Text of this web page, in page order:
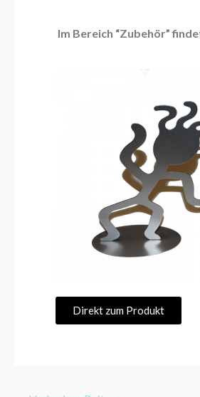
Im Bereich “Zubehör”
Direkt zum Produkt